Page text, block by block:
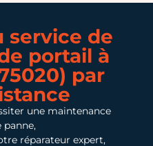
service de
portail à
par
une maintenance
panne,
réparateur expert,